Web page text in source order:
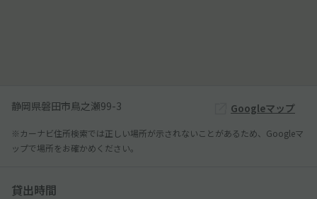
静岡県磐田市鳥之瀬99-3 Googleマップ
※カーナビ住所検索では正しい場所が示されないことがあるため、Googleマ
ップで場所をお確かめください。
貸出時間